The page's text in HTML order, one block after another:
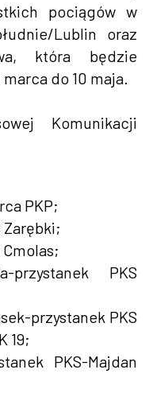
pociągów w
Lublin oraz
która będzie
do 10 maja.
Komunikacji
PKP;
Zarębki;
przystanek PKS
przystanek PKS
19;
PKS-Majdan